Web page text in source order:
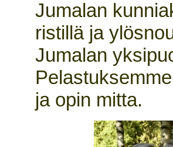
Jumalan
ristillä ja
Jumalan
ja opin mitta.